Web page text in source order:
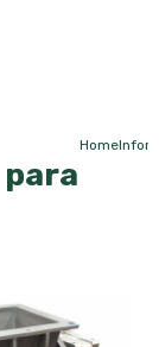
Home